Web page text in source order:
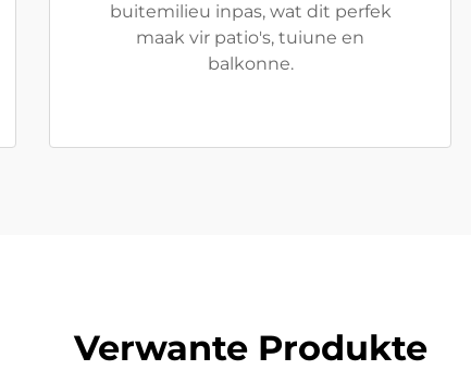
buitemilieu inpas, wat dit perfek
maak vir patio's, tuiune en
balkonne.
Verwante Produkte